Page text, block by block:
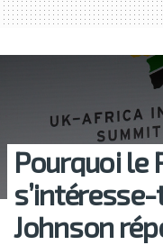
Pourquoi le
s’intéresse-
Johnson